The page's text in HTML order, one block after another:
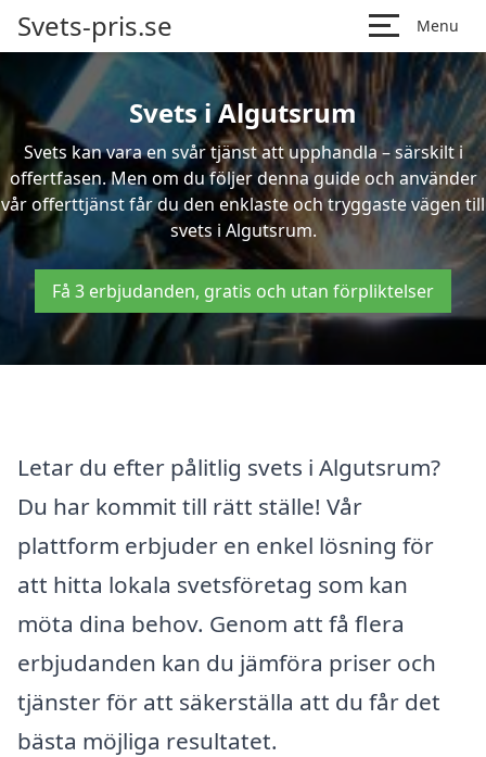
Svets-pris.se Menu
Svets i Algutsrum
Svets kan vara en svår tjänst att upphandla – särskilt i
offertfasen. Men om du följer denna guide och använder
vår offerttjänst får du den enklaste och tryggaste vägen till
svets i Algutsrum.
Få 3 erbjudanden, gratis och utan förpliktelser
Letar du efter pålitlig svets i Algutsrum?
Du har kommit till rätt ställe! Vår
plattform erbjuder en enkel lösning för
att hitta lokala svetsföretag som kan
möta dina behov. Genom att få flera
erbjudanden kan du jämföra priser och
tjänster för att säkerställa att du får det
bästa möjliga resultatet.